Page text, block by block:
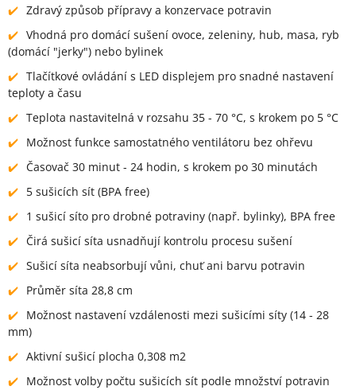
Zdravý způsob přípravy a konzervace potravin
Vhodná pro domácí sušení ovoce, zeleniny, hub, masa, ryb
(domácí "jerky") nebo bylinek
Tlačítkové ovládání s LED displejem pro snadné nastavení
teploty a času
Teplota nastavitelná v rozsahu 35 - 70 °C, s krokem po 5 °C
Možnost funkce samostatného ventilátoru bez ohřevu
Časovač 30 minut - 24 hodin, s krokem po 30 minutách
5 sušicích sít (BPA free)
1 sušicí síto pro drobné potraviny (např. bylinky), BPA free
Čirá sušicí síta usnadňují kontrolu procesu sušení
Sušicí síta neabsorbují vůni, chuť ani barvu potravin
Průměr síta 28,8 cm
Možnost nastavení vzdálenosti mezi sušicími síty (14 - 28
mm)
Aktivní sušicí plocha 0,308 m2
Možnost volby počtu sušicích sít podle množství potravin